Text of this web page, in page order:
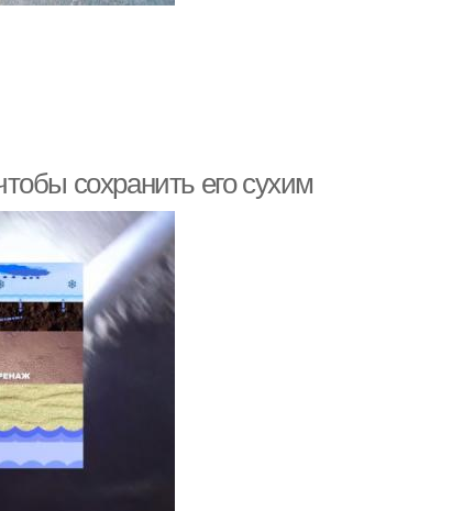
сохранить его сухим